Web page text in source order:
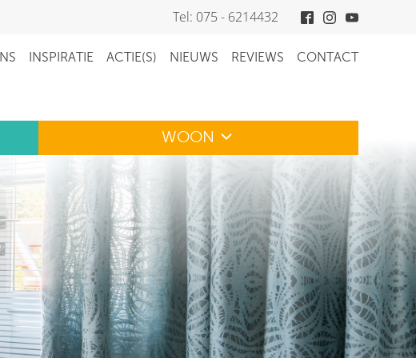
Tel: 075 - 6214432
INSPIRATIE ACTIE(S) NIEUWS REVIEWS CONTACT
WOON